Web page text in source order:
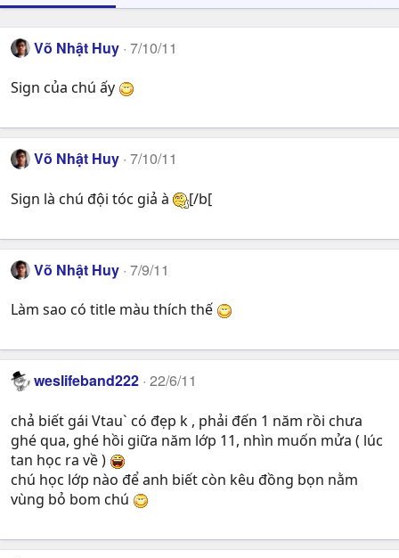
Võ Nhật Huy 7/10/11
Sign của chú ấy
Võ Nhật Huy 7/10/11
Sign là chú đội tóc giả à [/b[
Võ Nhật Huy 7/9/11
Làm sao có title màu thích thế
weslifeband222 22/6/11
chả biết gái Vtau` có đẹp k , phải đến 1 năm rồi chưa
ghé qua, ghé hồi giữa năm lớp 11, nhìn muốn mửa ( lúc
tan học ra về )
chú học lớp nào để anh biết còn kêu đồng bọn nằm
vùng bỏ bom chú